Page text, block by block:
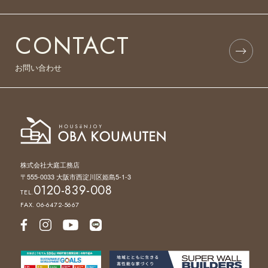
CONTACT
お問い合わせ
株式会社大庭工務店
〒555-0033 大阪市西淀川区姫島5-1-3
TEL.0120-839-008
FAX. 06-6472-5667